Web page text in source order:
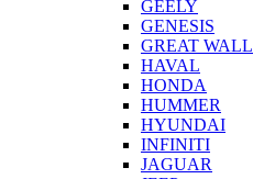
GEELY
GENESIS
GREAT WALL
HAVAL
HONDA
HUMMER
HYUNDAI
INFINITI
JAGUAR